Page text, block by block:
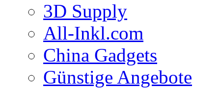
3D Supply
All-Inkl.com
China Gadgets
Günstige Angebote